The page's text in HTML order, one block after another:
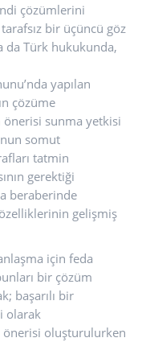
çözümlerini
bir üçüncü göz
da Türk hukukunda,
yapılan
çözüme
önerisi sunma yetkisi
somut
tatmin
gerektiği
beraberinde
gelişmiş
için feda
bir çözüm
başarılı bir
olarak
oluşturulurken